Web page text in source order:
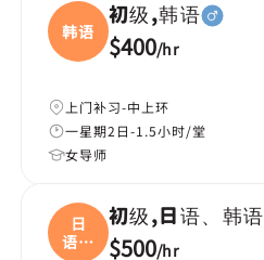
韩语
初级,韩语
$400/hr
上门补习-中上环
一星期2日-1.5小时/堂
女导师
日
语、
初级,日语、韩语
$500/hr